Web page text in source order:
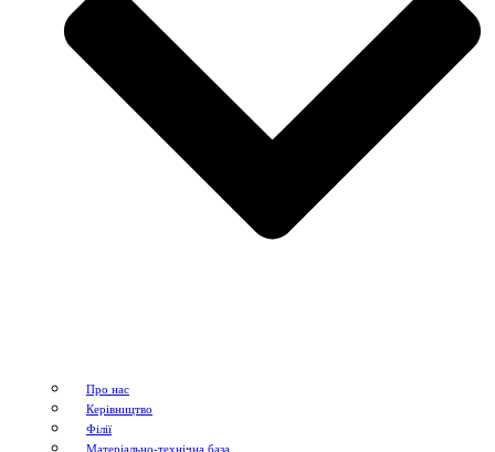
Про нас
Керівництво
Філії
Матеріально-технічна база